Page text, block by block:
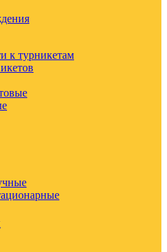
к турникетам